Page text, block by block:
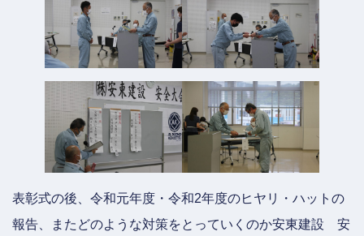
表彰式の後、令和元年度・令和2年度のヒヤリ・ハットの
報告、またどのような対策をとっていくのか安東建設 安